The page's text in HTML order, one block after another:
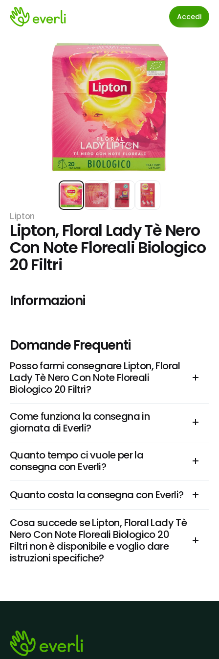
Accedi
Lipton
Lipton, Floral Lady Tè Nero
Con Note Floreali Biologico
20 Filtri
Informazioni
Domande Frequenti
Posso farmi consegnare Lipton, Floral
Lady Tè Nero Con Note Floreali
Biologico 20 Filtri?
Come funziona la consegna in
giornata di Everli?
Quanto tempo ci vuole per la
consegna con Everli?
Quanto costa la consegna con Everli?
Cosa succede se Lipton, Floral Lady Tè
Nero Con Note Floreali Biologico 20
Filtri non è disponibile e voglio dare
istruzioni specifiche?